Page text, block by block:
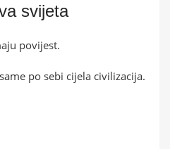
svijeta
povijest.
po sebi cijela civilizacija.